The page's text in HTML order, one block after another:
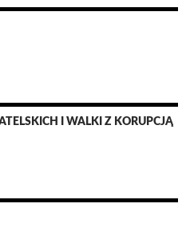
I WALKI Z KORUPCJĄ